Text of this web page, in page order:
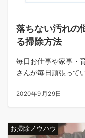
落ちない汚れの
る掃除方法
毎日お仕事や家事・
さんが毎日頑張って
2020年9月29日
お掃除ノウハウ